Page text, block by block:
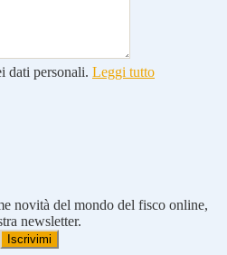
dati personali. Leggi tutto
novità del mondo del fisco online,
newsletter.